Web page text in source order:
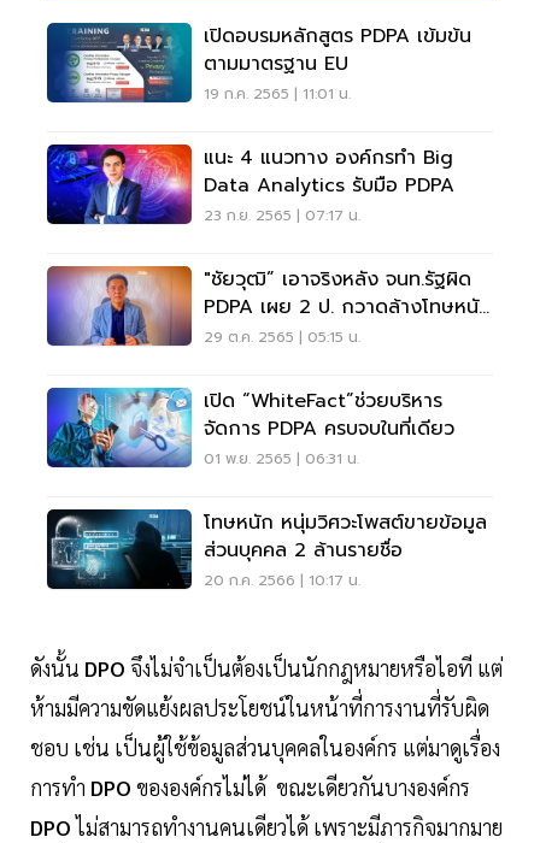
เปิดอบรมหลักสูตร PDPA เข้มข้น
ตามมาตรฐาน EU
19 ก.ค. 2565 | 11:01 น.
แนะ 4 แนวทาง องค์กรทำ Big
Data Analytics รับมือ PDPA
23 ก.ย. 2565 | 07:17 น.
"ชัยวุฒิ” เอาจริงหลัง จนท.รัฐผิด
PDPA เผย 2 ป. กวาดล้างโทษหนัก
สีเทาออนไลน์
29 ต.ค. 2565 | 05:15 น.
เปิด “WhiteFact”ช่วยบริหาร
จัดการ PDPA ครบจบในที่เดียว
01 พ.ย. 2565 | 06:31 น.
โทษหนัก หนุ่มวิศวะโพสต์ขายข้อมูล
ส่วนบุคคล 2 ล้านรายชื่อ
20 ก.ค. 2566 | 10:17 น.
ดังนั้น DPO จึงไม่จำเป็นต้องเป็นนักกฎหมายหรือไอที แต่
ห้ามมีความขัดแย้งผลประโยชน์ในหน้าที่การงานที่รับผิด
ชอบ เช่น เป็นผู้ใช้ข้อมูลส่วนบุคคลในองค์กร แต่มาดูเรื่อง
การทำ DPO ขององค์กรไม่ได้ ขณะเดียวกันบางองค์กร
DPOไม่สามารถทำงานคนเดียวได้ เพราะมีภารกิจมากมาย